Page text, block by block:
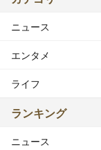
ニュース
エンタメ
ライフ
ランキング
ニュース